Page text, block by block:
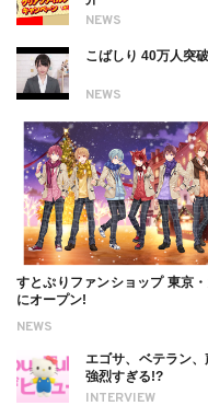
NEWS
NEWS
こばしり 40万人突
NEWS
すとぷりファンショップ 東京
にオープン!
INTERVIEW
エゴサ、ベテラン
強烈すぎる!?